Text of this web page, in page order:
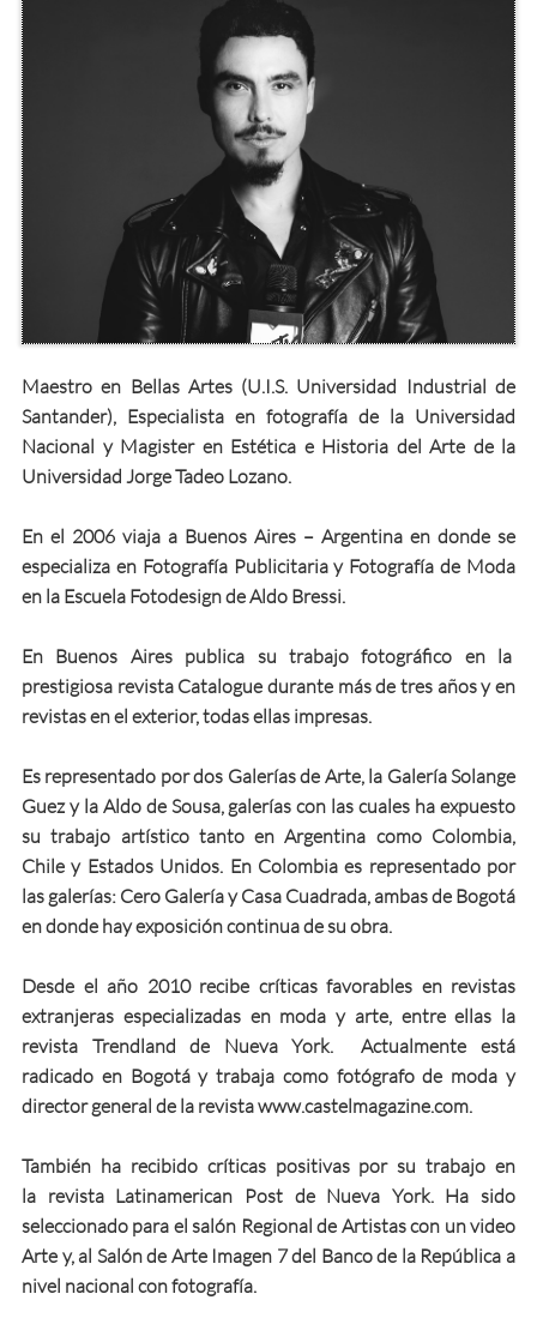
Maestro en Bellas Artes (U.I.S. Universidad Industrial de
Santander), Especialista en fotografía de la Universidad
Nacional y Magister en Estética e Historia del Arte de la
Universidad Jorge Tadeo Lozano.
En el 2006 viaja a Buenos Aires – Argentina en donde se
especializa en Fotografía ​Publicitaria y Fotografía de Moda
en la Escuela Fotodesign de Aldo Bressi.
En Buenos Aires publica su trabajo fotográfico en la
prestigiosa revista Catalogue durante más de tres años y en
revistas en el exterior, todas ellas impresas.
Es representado por dos Galerías de Arte, la Galería Solange
Guez y la Aldo de Sousa, galerías con las cuales ha expuesto
su trabajo artístico tanto en Argentina como Colombia,
Chile y Estados Unidos. En Colombia es representado por
las galerías: Cero Galería y Casa Cuadrada, ambas de Bogotá
en donde hay exposición continua de su obra.
Desde el año 2010 recibe críticas favorables en revistas
extranjeras especializadas en moda y arte, entre ellas la
revista Trendland de Nueva York. Actualmente está
radicado en Bogotá y trabaja como fotógrafo de moda y
director general de la revista www.castelmagazine.com.
También ha recibido críticas positivas por su trabajo en
la revista Latinamerican Post de Nueva York. Ha sido
seleccionado para el salón Regional de Artistas con un video
Arte y, al Salón de Arte Imagen 7 del Banco de la República a
nivel nacional con fotografía.